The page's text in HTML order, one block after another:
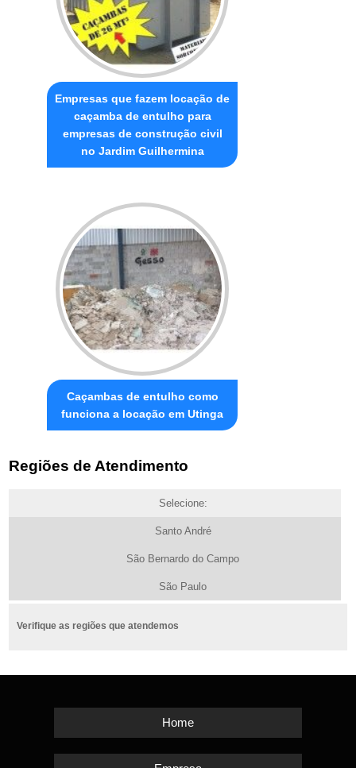
Empresas que fazem locação de
caçamba de entulho para
empresas de construção civil
no Jardim Guilhermina
Caçambas de entulho como
funciona a locação em Utinga
Regiões de Atendimento
Selecione:
Santo André
São Bernardo do Campo
São Paulo
Verifique as regiões que atendemos
Home